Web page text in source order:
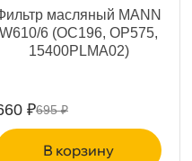
масляный MANN
W610/6 (OC196, OP575,
15400PLMA02)
₽695 ₽
корзину